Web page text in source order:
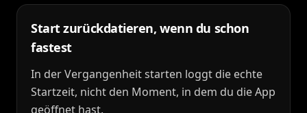
Start zurückdatieren, wenn du schon
fastest
In der Vergangenheit starten loggt die echte
Startzeit, nicht den Moment, in dem du die App
geöffnet hast.